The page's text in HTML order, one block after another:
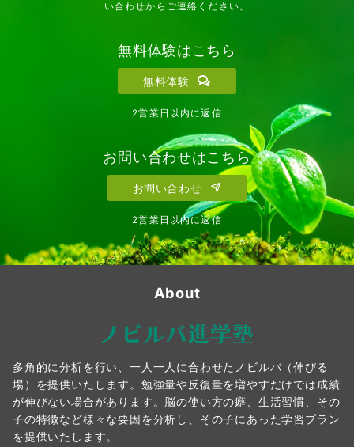
い合わせからご連絡ください。
無料体験はこちら
無料体験
2営業日以内に返信
お問い合わせはこちら
お問い合わせ
2営業日以内に返信
About
多角的に分析を行い、一人一人に合わせたノビルバ（伸びる
場）を提供いたします。勉強量や反復量を増やすだけでは成績
が伸びない場合があります。脳の使い方の癖、生活習慣、その
子の特徴など様々な要因を分析し、その子にあった学習プラン
を提供いたします。